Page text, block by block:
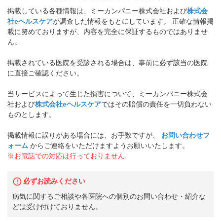
掲載している各種情報は、ミーカンパニー株式会社および株式会
社eヘルスケアが調査した情報をもとにしています。 正確な情報掲
載に努めておりますが、内容を完全に保証するものではありませ
ん。
掲載されている医院を受診される場合は、事前に必ず該当の医院
に直接ご確認ください。
当サービスによって生じた損害について、ミーカンパニー株式会
社および株式会社eヘルスケアではその賠償の責任を一切負わない
ものとします。
掲載情報に誤りがある場合には、お手数ですが、
お問い合わせフ
ォーム からご連絡をいただけますようお願いいたします。
※お電話での対応は行っておりません
必ずお読みください
病気に関するご相談や各医院への個別のお問い合わせ・紹介な
どは受け付けておりません。